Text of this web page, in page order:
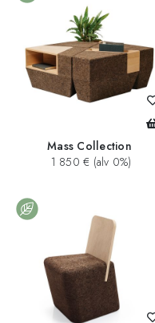
Mass Collection
1 850 € (alv 0%)